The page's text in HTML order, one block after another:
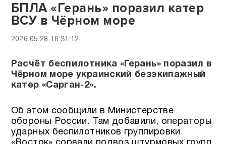
БПЛА «Герань» поразил катер
ВСУ в Чёрном море
2026.05.28 16:31:12
Расчёт беспилотника «Герань» поразил в
Чёрном море украинский безэкипажный
катер «Сарган-2».
Об этом сообщили в Министерстве
обороны России. Там добавили, операторы
ударных беспилотников группировки